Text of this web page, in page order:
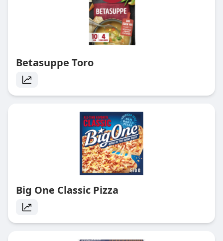
Betasuppe Toro
Big One Classic Pizza